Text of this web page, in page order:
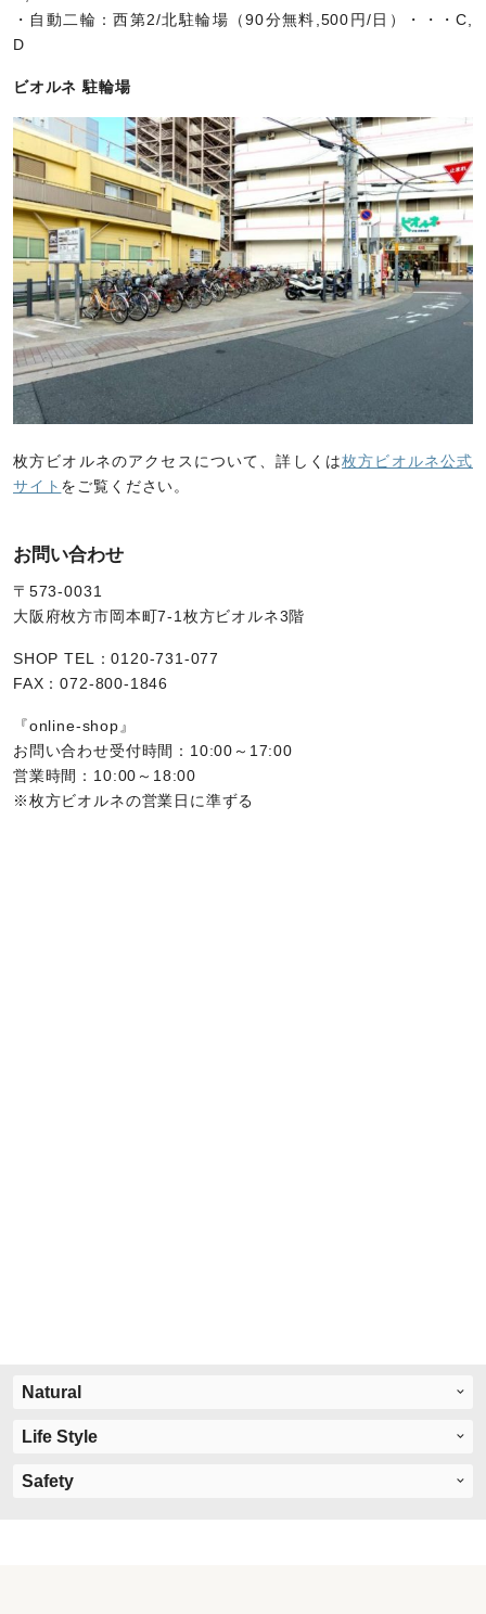
Natural
Life Style
Safety
・自動二輪：西第2/北駐輪場（90分無料,500円/日）・・・C,
D
ビオルネ 駐輪場
枚方ビオルネのアクセスについて、詳しくは枚方ビオルネ公式
サイト をご覧ください。
お問い合わせ
〒573-0031
大阪府枚方市岡本町7-1枚方ビオルネ3階
SHOP TEL：0120-731-077
FAX：072-800-1846
『online-shop』
お問い合わせ受付時間：10:00～17:00
営業時間：10:00～18:00
※枚方ビオルネの営業日に準ずる